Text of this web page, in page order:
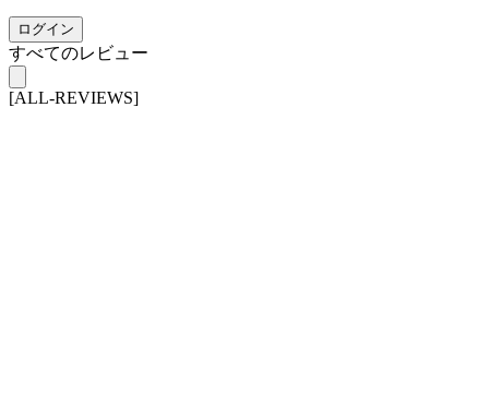
ログイン
すべてのレビュー
[ALL-REVIEWS]